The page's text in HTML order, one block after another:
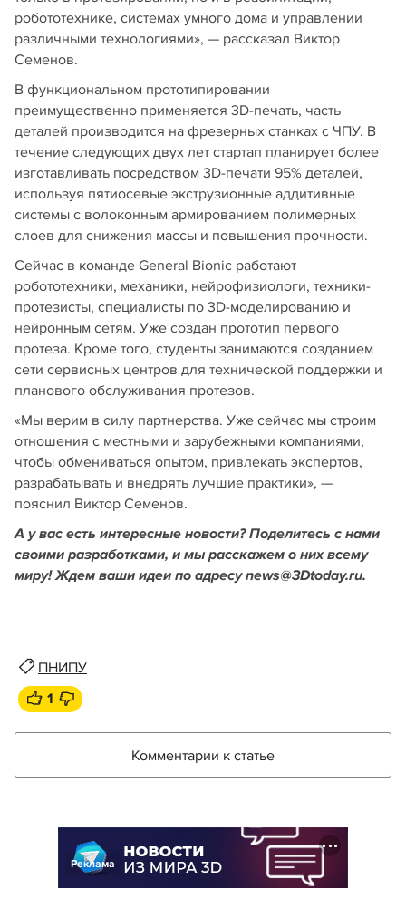
робототехнике, системах умного дома и управлении
различными технологиями», — рассказал Виктор
Семенов.
В функциональном прототипировании
преимущественно применяется 3D-печать, часть
деталей производится на фрезерных станках с ЧПУ. В
течение следующих двух лет стартап планирует более
изготавливать посредством 3D-печати 95% деталей,
используя пятиосевые экструзионные аддитивные
системы с волоконным армированием полимерных
слоев для снижения массы и повышения прочности.
Сейчас в команде General Bionic работают
робототехники, механики, нейрофизиологи, техники-
протезисты, специалисты по 3D-моделированию и
нейронным сетям. Уже создан прототип первого
протеза. Кроме того, студенты занимаются созданием
сети сервисных центров для технической поддержки и
планового обслуживания протезов.
«Мы верим в силу партнерства. Уже сейчас мы строим
отношения с местными и зарубежными компаниями,
чтобы обмениваться опытом, привлекать экспертов,
разрабатывать и внедрять лучшие практики», —
пояснил Виктор Семенов.
А у вас есть интересные новости? Поделитесь с нами
своими разработками, и мы расскажем о них всему
миру! Ждем ваши идеи по адресу news@3Dtoday.ru.
ПНИПУ
1
Комментарии к статье
Реклама